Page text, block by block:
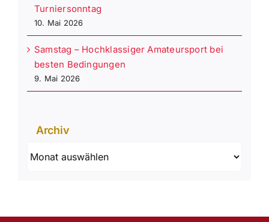
Turniersonntag
10. Mai 2026
Samstag – Hochklassiger Amateursport bei
besten Bedingungen
9. Mai 2026
Archiv